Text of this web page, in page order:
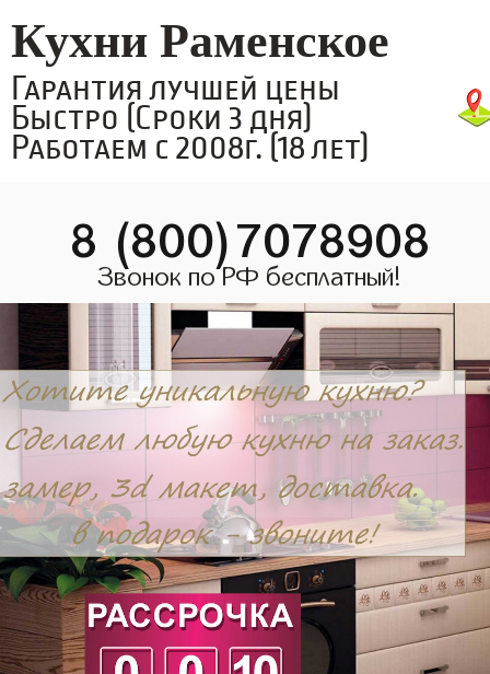
Кухни Раменское
Гарантия лучшей цены
Быстро (Сроки 3 дня)
Работаем с 2008г. (18 лет)
8 (800)7078908
Звонок по РФ бесплатный!